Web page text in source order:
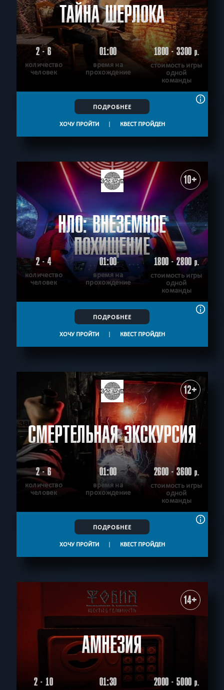
ТАЙНА ШЕРЛОКА
2 - 6
количество
человек
01:00
время на
прохождение
1800 - 3300р.
стоимость игры
одной
команды
ПОДРОБНЕЕ
ХОЧУ ПРОЙТИ | КВЕСТ ПРОЙДЕН
10+
НЛО: ВНЕЗЕМНОЕ
ПОХИЩЕНИЕ
2 - 4
количество
человек
01:00
время на
прохождение
1800 - 2800р.
стоимость игры
одной
команды
ПОДРОБНЕЕ
ХОЧУ ПРОЙТИ | КВЕСТ ПРОЙДЕН
12+
СМЕРТЕЛЬНАЯ ЭКСКУРСИЯ
2 - 6
количество
человек
01:00
время на
прохождение
2600 - 3600р.
стоимость игры
одной
команды
ПОДРОБНЕЕ
ХОЧУ ПРОЙТИ | КВЕСТ ПРОЙДЕН
14+
АМНЕЗИЯ
2 - 10 01:30 2000 - 5000р.